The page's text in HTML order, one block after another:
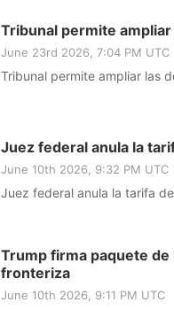
Tribunal permite
June 23rd 2026, 7:04 PM UTC
Tribunal permite ampliar las
Juez federal anula la
June 10th 2026, 9:32 PM UTC
Juez federal anula la tarifa
Trump firma paquete
fronteriza
June 10th 2026, 9:11 PM UTC